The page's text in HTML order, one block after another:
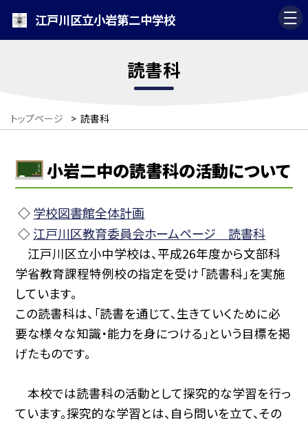
江戸川区立小岩第二中学校
読書科
トップページ > 読書科
小岩二中の読書科の活動について
◇学校図書館全体計画
◇ 江戸川区教育委員会ホームページ 読書科
江戸川区立小中学校は、平成26年度から文部科
学省教育課程特例校の指定を受け「読書科」を実施
しています。
この読書科は、「読書を通じて、生きていくために必
要な様々な知識・能力を身につける」という目標を掲
げたものです。
本校では読書科の活動として探究的な学習を行っ
ています。探究的な学習とは、自ら問いを立て、その